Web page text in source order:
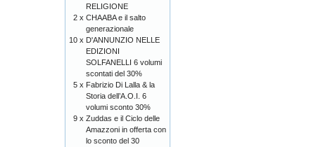
RELIGIONE
2 x CHAABA e il salto
generazionale
10 x D'ANNUNZIO NELLE
EDIZIONI
SOLFANELLI 6 volumi
scontati del 30%
5 x Fabrizio Di Lalla & la
Storia dell’A.O.I. 6
volumi sconto 30%
9 x Zuddas e il Ciclo delle
Amazzoni in offerta con
lo sconto del 30